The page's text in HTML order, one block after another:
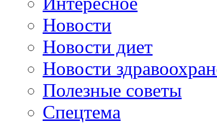
Новости
Новости диет
Новости
Полезные советы
Спецтема